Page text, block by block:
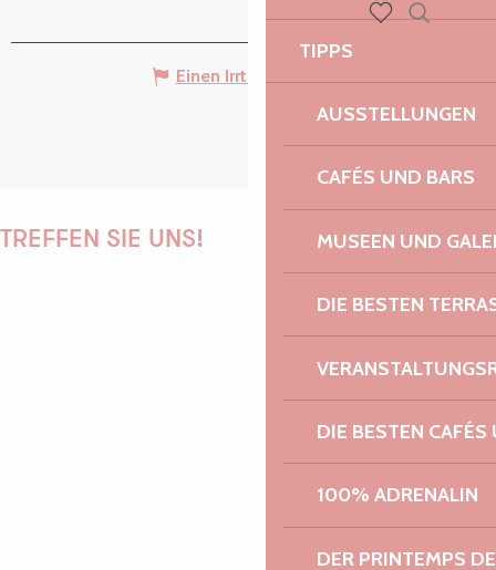
TIPPS
AUSSTELLUNGEN
CAFÉS UND BARS
MUSEEN UND
DIE BESTEN
DIE BESTEN
100% ADRENALIN
DER PRINTEMPS
Einen Irrtum angeben
TREFFEN SIE UNS!
AUDREY